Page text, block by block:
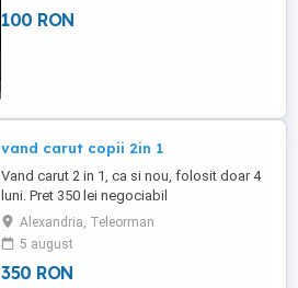
100 RON
vand carut copii 2in 1
Vand carut 2 in 1, ca si nou, folosit doar 4
luni. Pret 350 lei negociabil
Alexandria, Teleorman
5 august
350 RON